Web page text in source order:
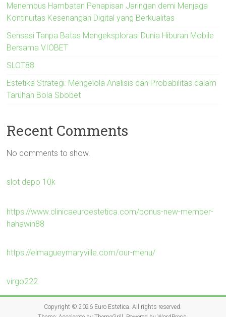
Menembus Hambatan Penapisan Jaringan demi Menjaga
Kontinuitas Kesenangan Digital yang Berkualitas
Sensasi Tanpa Batas Mengeksplorasi Dunia Hiburan Mobile
Bersama VIOBET
SLOT88
Estetika Strategi: Mengelola Analisis dan Probabilitas dalam
Taruhan Bola Sbobet
Recent Comments
No comments to show.
slot depo 10k
https://www.clinicaeuroestetica.com/bonus-new-member-
hahawin88
https://elmagueymaryville.com/our-menu/
virgo222
Copyright © 2026 Euro Estetica . All rights reserved.